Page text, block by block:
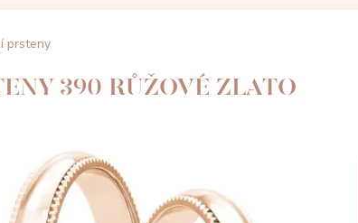
prsteny
390 RŮŽOVÉ ZLATO